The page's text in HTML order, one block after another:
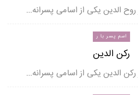
روح الدین یکی از اسامی پسرانه…
اسم پسر با ر
رکن الدین
رکن الدین یکی از اسامی پسرانه…